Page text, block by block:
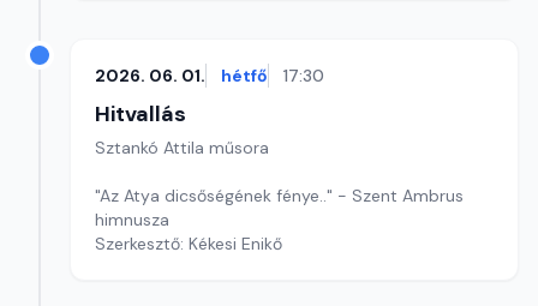
2026. 06. 01. hétfő 17:30
Hitvallás
Sztankó Attila műsora
"Az Atya dicsőségének fénye.." - Szent Ambrus
himnusza
Szerkesztő: Kékesi Enikő